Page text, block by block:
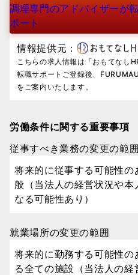
調理専門のアドバイザーが
ポート
情報提供元：
こちらの求人情報は「おもてなし
転職サポートご登録後、
をご案内いたします。
労働条件に関する重要事項
従事すべき業務の変更の範囲
将来的に従事する可能性
般（当法人の経営状況や本
なる可能性あり）
就業場所の変更の範囲
将来的に勤務する可能性
る全ての施設（当法人の